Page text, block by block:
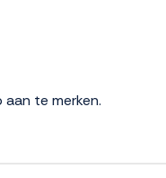
te merken.